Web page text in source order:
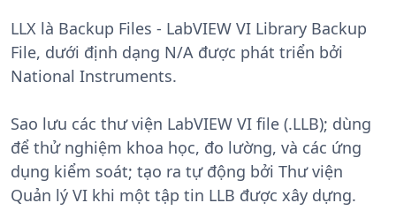
LLX là Backup Files - LabVIEW VI Library Backup
File, dưới định dạng N/A được phát triển bởi
National Instruments.
Sao lưu các thư viện LabVIEW VI file (.LLB); dùng
để thử nghiệm khoa học, đo lường, và các ứng
dụng kiểm soát; tạo ra tự động bởi Thư viện
Quản lý VI khi một tập tin LLB được xây dựng.